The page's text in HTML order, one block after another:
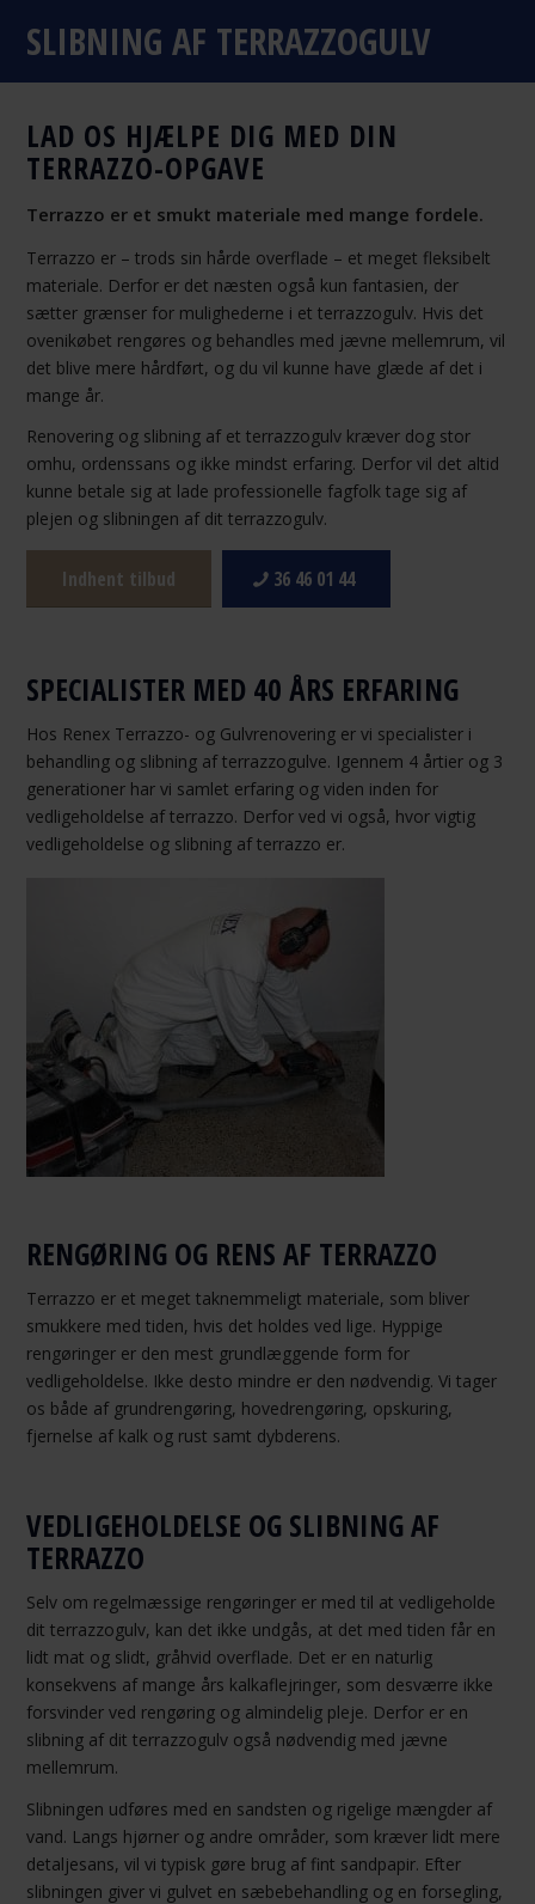
SLIBNING AF TERRAZZOGULV
LAD OS HJÆLPE DIG MED DIN
TERRAZZO-OPGAVE
Terrazzo er et smukt materiale med mange fordele.
Terrazzo er – trods sin hårde overflade – et meget fleksibelt
materiale. Derfor er det næsten også kun fantasien, der
sætter grænser for mulighederne i et terrazzogulv. Hvis det
ovenikøbet rengøres og behandles med jævne mellemrum, vil
det blive mere hårdført, og du vil kunne have glæde af det i
mange år.
Renovering og slibning af et terrazzogulv kræver dog stor
omhu, ordenssans og ikke mindst erfaring. Derfor vil det altid
kunne betale sig at lade professionelle fagfolk tage sig af
plejen og slibningen af dit terrazzogulv.
Indhent tilbud 36 46 01 44
SPECIALISTER MED 40 ÅRS ERFARING
Hos Renex Terrazzo- og Gulvrenovering er vi specialister i
behandling og slibning af terrazzogulve. Igennem 4 årtier og 3
generationer har vi samlet erfaring og viden inden for
vedligeholdelse af terrazzo. Derfor ved vi også, hvor vigtig
vedligeholdelse og slibning af terrazzo er.
RENGØRING OG RENS AF TERRAZZO
Terrazzo er et meget taknemmeligt materiale, som bliver
smukkere med tiden, hvis det holdes ved lige. Hyppige
rengøringer er den mest grundlæggende form for
vedligeholdelse. Ikke desto mindre er den nødvendig. Vi tager
os både af grundrengøring, hovedrengøring, opskuring,
fjernelse af kalk og rust samt dybderens.
VEDLIGEHOLDELSE OG SLIBNING AF
TERRAZZO
Selv om regelmæssige rengøringer er med til at vedligeholde
dit terrazzogulv, kan det ikke undgås, at det med tiden får en
lidt mat og slidt, gråhvid overflade. Det er en naturlig
konsekvens af mange års kalkaflejringer, som desværre ikke
forsvinder ved rengøring og almindelig pleje. Derfor er en
slibning af dit terrazzogulv også nødvendig med jævne
mellemrum.
Slibningen udføres med en sandsten og rigelige mængder af
vand. Langs hjørner og andre områder, som kræver lidt mere
detaljesans, vil vi typisk gøre brug af fint sandpapir. Efter
slibningen giver vi gulvet en sæbebehandling og en forsegling,